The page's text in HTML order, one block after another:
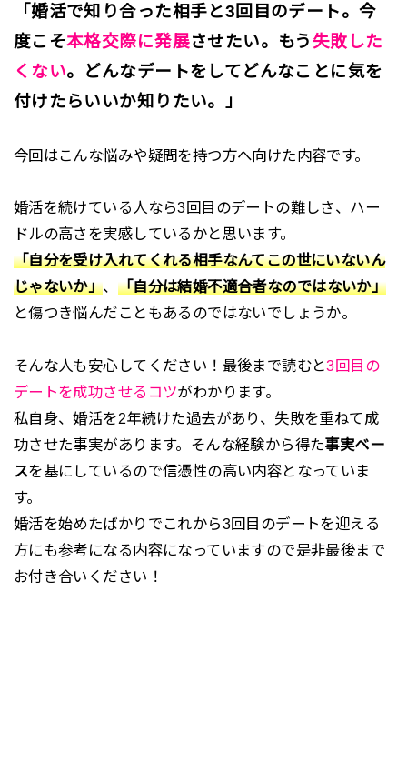
「婚活で知り合った相手と3回目のデート。今
度こそ本格交際に発展させたい。もう 失敗した
くない。どんなデートをしてどんなことに気を
付けたらいいか知りたい。」
今回はこんな悩みや疑問を持つ方へ向けた内容です。
婚活を続けている人なら3回目のデートの難しさ、ハー
ドルの高さを実感しているかと思います。
「自分を受け入れてくれる相手なんてこの世にいないん
じゃないか」、 「自分は結婚不適合者なのではないか」
と傷つき悩んだこともあるのではないでしょうか。
そんな人も安心してください！最後まで読むと3回目の
デートを成功させるコツがわかります。
私自身、婚活を2年続けた過去があり、失敗を重ねて成
功させた事実があります。そんな経験から得た事実ベー
スを基にしているので信憑性の高い内容となっていま
す。
婚活を始めたばかりでこれから3回目のデートを迎える
方にも参考になる内容になっていますので是非最後まで
お付き合いください！